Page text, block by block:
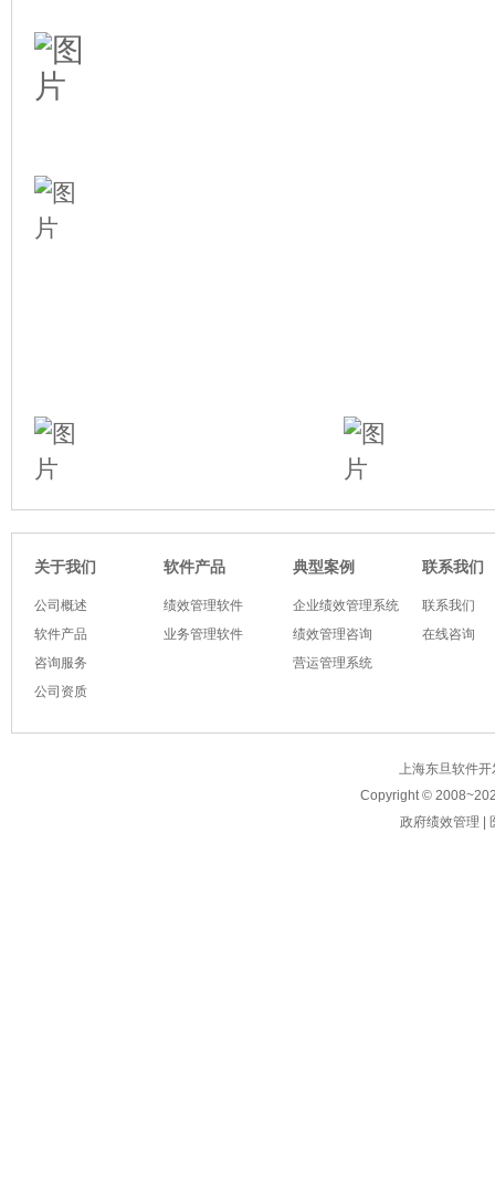
关于我们
公司概述
软件产品
咨询服务
公司资质
软件产品
绩效管理软件
业务管理软件
典型案例
企业绩效管理系统
绩效管理咨询
营运管理系统
联系我们
联系我们
在线咨询
上海东旦软件
Copyright © 2008~
政府绩效管理 |